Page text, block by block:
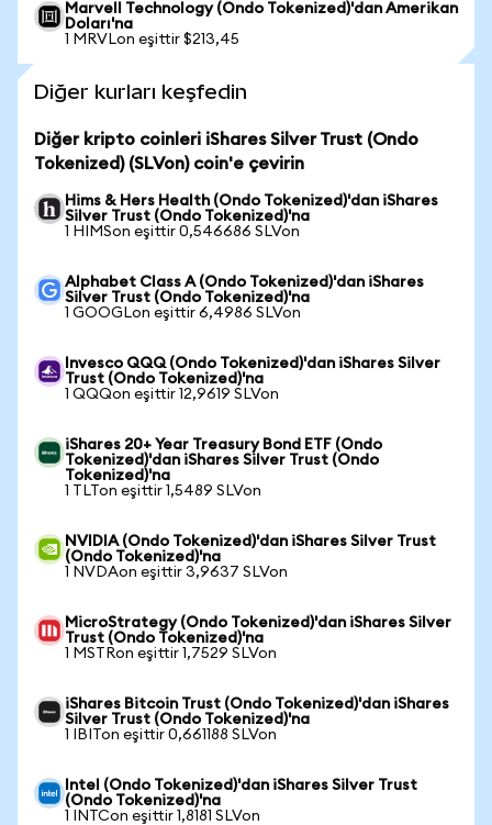
Marvell Technology (Ondo Tokenized)'dan Amerikan
Doları'na
1 MRVLon eşittir $213,45
Diğer kurları keşfedin
Diğer kripto coinleri iShares Silver Trust (Ondo
Tokenized) (SLVon) coin'e çevirin
Hims & Hers Health (Ondo Tokenized)'dan iShares
Silver Trust (Ondo Tokenized)'na
1 HIMSon eşittir 0,546686 SLVon
Alphabet Class A (Ondo Tokenized)'dan iShares
Silver Trust (Ondo Tokenized)'na
1 GOOGLon eşittir 6,4986 SLVon
Invesco QQQ (Ondo Tokenized)'dan iShares Silver
Trust (Ondo Tokenized)'na
1 QQQon eşittir 12,9619 SLVon
iShares 20+ Year Treasury Bond ETF (Ondo
Tokenized)'dan iShares Silver Trust (Ondo
Tokenized)'na
1 TLTon eşittir 1,5489 SLVon
NVIDIA (Ondo Tokenized)'dan iShares Silver Trust
(Ondo Tokenized)'na
1 NVDAon eşittir 3,9637 SLVon
MicroStrategy (Ondo Tokenized)'dan iShares Silver
Trust (Ondo Tokenized)'na
1 MSTRon eşittir 1,7529 SLVon
iShares Bitcoin Trust (Ondo Tokenized)'dan iShares
Silver Trust (Ondo Tokenized)'na
1 IBITon eşittir 0,661188 SLVon
Intel (Ondo Tokenized)'dan iShares Silver Trust
(Ondo Tokenized)'na
1 INTCon eşittir 1,8181 SLVon